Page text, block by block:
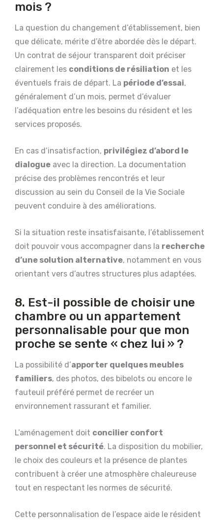
mois ?
La question du changement d’établissement, bien
que délicate, mérite d’être abordée dès le départ.
Un contrat de séjour transparent doit préciser
clairement les conditions de résiliation et les
éventuels frais de départ. La période d’essai,
généralement d’un mois, permet d’évaluer
l’adéquation entre les besoins du résident et les
services proposés.
En cas d’insatisfaction, privilégiez d’abord le
dialogue avec la direction. La documentation
précise des problèmes rencontrés et leur
discussion au sein du Conseil de la Vie Sociale
peuvent conduire à des améliorations.
Si la situation reste insatisfaisante, l’établissement
doit pouvoir vous accompagner dans la recherche
d’une solution alternative, notamment en vous
orientant vers d’autres structures plus adaptées.
8. Est-il possible de choisir une
chambre ou un appartement
personnalisable pour que mon
proche se sente « chez lui » ?
La possibilité d’apporter quelques meubles
familiers, des photos, des bibelots ou encore le
fauteuil préféré permet de recréer un
environnement rassurant et familier.
L’aménagement doit concilier confort
personnel et sécurité. La disposition du mobilier,
le choix des couleurs et la présence de plantes
contribuent à créer une atmosphère chaleureuse
tout en respectant les normes de sécurité.
Cette personnalisation de l’espace aide le résident